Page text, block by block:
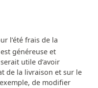
l’été frais de la
généreuse et
utile d’avoir
de la livraison et sur le
de modifier